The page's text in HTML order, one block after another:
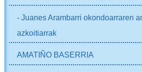
- Juanes Arambarri okondoarraren
azkoitiarrak
AMATIÑO BASERRIA